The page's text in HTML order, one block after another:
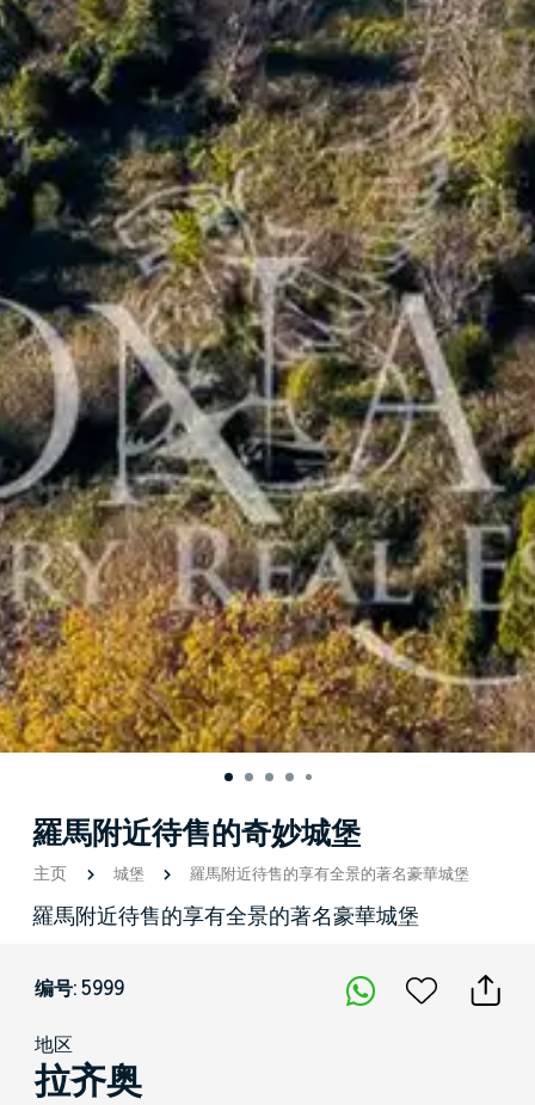
羅馬附近待售的奇妙城堡
主页 城堡 羅馬附近待售的享有全景的著名豪華城堡
羅馬附近待售的享有全景的著名豪華城堡
编号: 5999
地区
拉齐奥